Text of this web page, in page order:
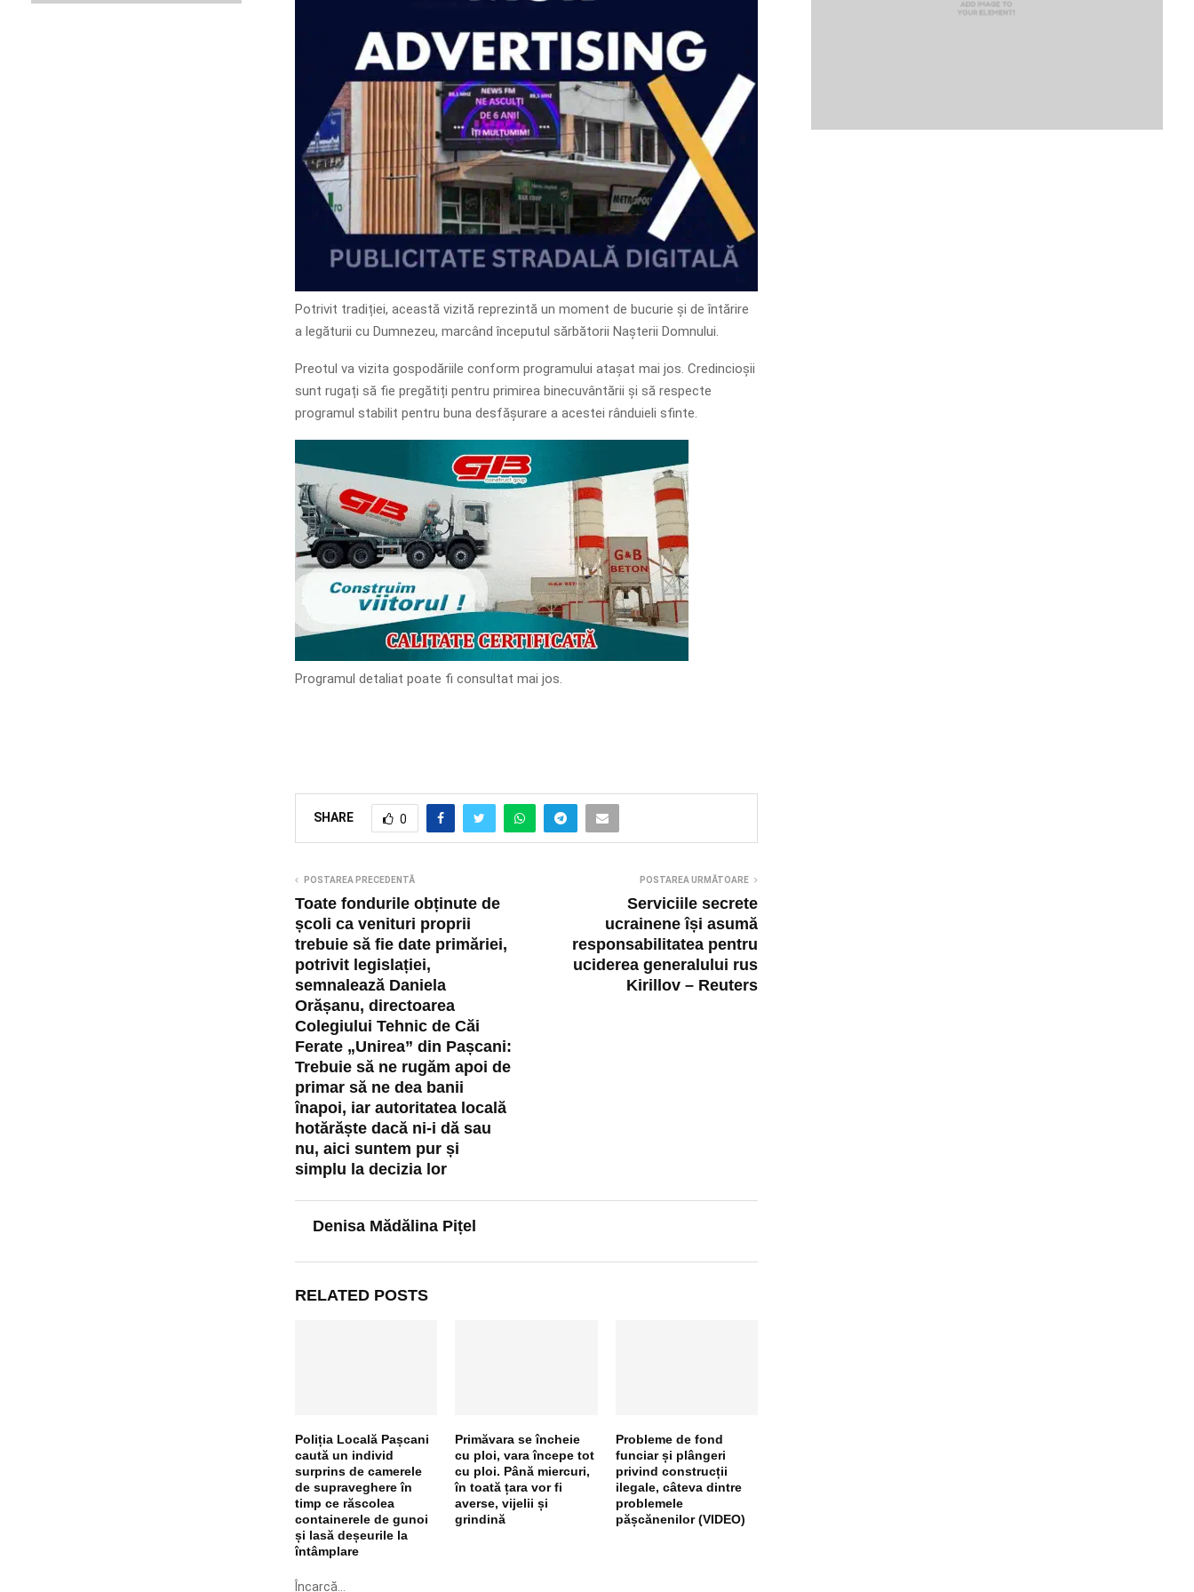
Potrivit tradiției, această vizită reprezintă un moment de bucurie și de întărire
a legăturii cu Dumnezeu, marcând începutul sărbătorii Nașterii Domnului.
Preotul va vizita gospodăriile conform programului atașat mai jos. Credincioșii
sunt rugați să fie pregătiți pentru primirea binecuvântării și să respecte
programul stabilit pentru buna desfășurare a acestei rânduieli sfinte.
Programul detaliat poate fi consultat mai jos.
SHARE 0
POSTAREA PRECEDENTĂ
Toate fondurile obținute de
școli ca venituri proprii
trebuie să fie date primăriei,
potrivit legislației,
semnalează Daniela
Orășanu, directoarea
Colegiului Tehnic de Căi
Ferate „Unirea” din Pașcani:
Trebuie să ne rugăm apoi de
primar să ne dea banii
înapoi, iar autoritatea locală
hotărăște dacă ni-i dă sau
nu, aici suntem pur și
simplu la decizia lor
POSTAREA URMĂTOARE
Serviciile secrete
ucrainene își asumă
responsabilitatea pentru
uciderea generalului rus
Kirillov – Reuters
Denisa Mădălina Pițel
RELATED POSTS
Poliția Locală Pașcani
caută un individ
surprins de camerele
de supraveghere în
timp ce răscolea
containerele de gunoi
și lasă deșeurile la
întâmplare
Primăvara se încheie
cu ploi, vara începe tot
cu ploi. Până miercuri,
în toată țara vor fi
averse, vijelii și
grindină
Probleme de fond
funciar și plângeri
privind construcții
ilegale, câteva dintre
problemele
pășcănenilor (VIDEO)
Încarcă...